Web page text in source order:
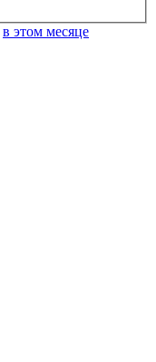
в этом месяце